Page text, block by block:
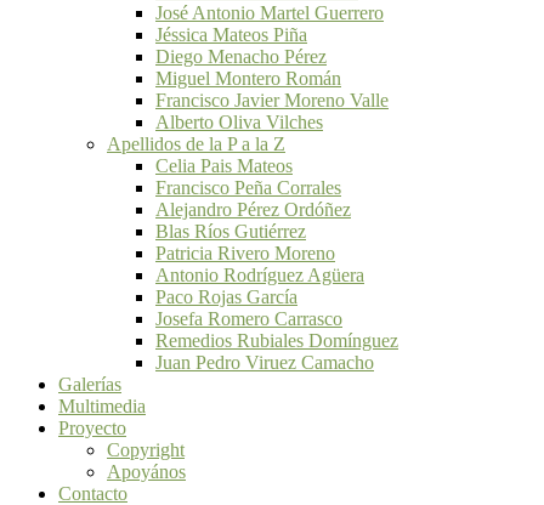
José Antonio Martel Guerrero
Jéssica Mateos Piña
Diego Menacho Pérez
Miguel Montero Román
Francisco Javier Moreno Valle
Alberto Oliva Vilches
Apellidos de la P a la Z
Celia Pais Mateos
Francisco Peña Corrales
Alejandro Pérez Ordóñez
Blas Ríos Gutiérrez
Patricia Rivero Moreno
Antonio Rodríguez Agüera
Paco Rojas García
Josefa Romero Carrasco
Remedios Rubiales Domínguez
Juan Pedro Viruez Camacho
Galerías
Multimedia
Proyecto
Copyright
Apoyános
Contacto